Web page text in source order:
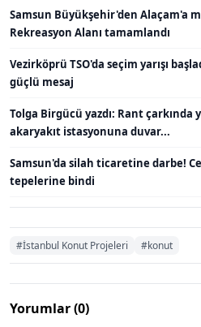
Samsun Büyükşehir'den Alaçam'a
Rekreasyon Alanı tamamlandı
Vezirköprü TSO'da seçim yarışı
güçlü mesaj
Tolga Birgücü yazdı: Rant çarkında
akaryakıt istasyonuna duvar...
Samsun'da silah ticaretine darbe!
tepelerine bindi
#İstanbul Konut Projeleri #konut
Yorumlar (0)